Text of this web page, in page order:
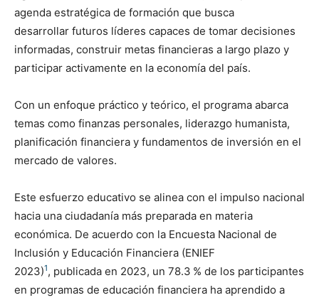
agenda estratégica de formación que busca
desarrollar futuros líderes capaces de tomar decisiones
informadas, construir metas financieras a largo plazo y
participar activamente en la economía del país.
Con un enfoque práctico y teórico, el programa abarca
temas como finanzas personales, liderazgo humanista,
planificación financiera y fundamentos de inversión en el
mercado de valores.
Este esfuerzo educativo se alinea con el impulso nacional
hacia una ciudadanía más preparada en materia
económica. De acuerdo con la Encuesta Nacional de
Inclusión y Educación Financiera (ENIEF
2023)1, publicada en 2023, un 78.3 % de los participantes
en programas de educación financiera ha aprendido a